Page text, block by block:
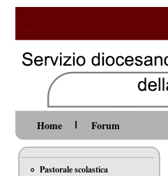
Home Forum
Pastorale scolastica